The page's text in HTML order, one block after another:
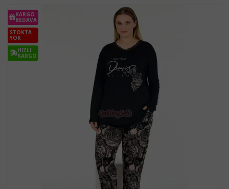
KARGO
BEDAVA
STOKTA
YOK
HIZLI
KARGO